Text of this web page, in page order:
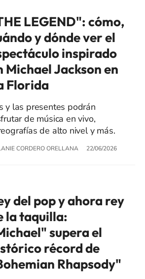
LEGEND": cómo,
y dónde ver el
inspirado
Michael Jackson en
Florida
y las presentes podrán
de música en vivo,
de alto nivel y más.
CORDERO ORELLANA 22/06/2026
del pop y ahora rey
la taquilla:
supera el
récord de
Rhapsody"